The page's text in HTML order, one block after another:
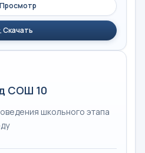
Скачать
СОШ 10
школьного этапа